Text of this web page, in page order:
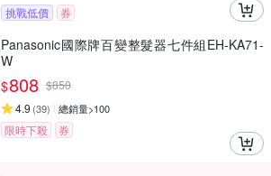
挑戰低價 券
Panasonic國際牌百變整髮器七件組EH-KA71-
W
$808 $850
4.9 (39) 總銷量>100
限時下殺 券